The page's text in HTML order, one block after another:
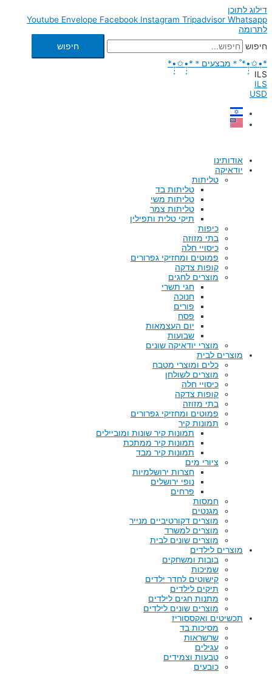
דילוג לתוכן
Youtube Envelope Facebook Instagram Tripadvisor Whatsapp
לתרומה
חיפוש
חיפוש
*•̩̩͙✩•̩̩͙*˚＊מבצעים＊*•̩̩͙✩•̩̩͙*
ILS
ILS
USD
אודותינו
יודאיקה
טליתות
טליתות בד
טליתות משי
טליתות צמר
תיקי טלית ותפילין
כיפות
בתי מזוזה
כיסויי חלה
פמוטים ומחזיקי גפרורים
קופות צדקה
מוצרים לחגים
חגי תשרי
חנוכה
פורים
פסח
יום העצמאות
שבועות
מוצרי יודאיקה שונים
מוצרים לבית
כלים ומוצרי מטבח
מוצרים לשולחן
כיסויי חלה
קופות צדקה
בתי מזוזה
פמוטים ומחזיקי גפרורים
תמונות קיר
תמונות קיר שונות ומוביילים
תמונות קיר ממתכת
תמונות קיר מבד
ציורי מים
חצרות ירושלמיות
נופי ירושלים
פרחים
חמסות
מגנטים
מוצרים דקורטיביים מנייר
מוצרים למשרד
מוצרים שונים לבית
מוצרים לילדים
בובות ומשחקים
שמיכות
קישוטים לחדר ילדים
תיקים לילדים
מתנות חגים לילדים
מוצרים שונים לילדים
תכשיטים ואקססוריז
מסיכות בד
שרשראות
עגילים
טבעות וצמידים
כובעים